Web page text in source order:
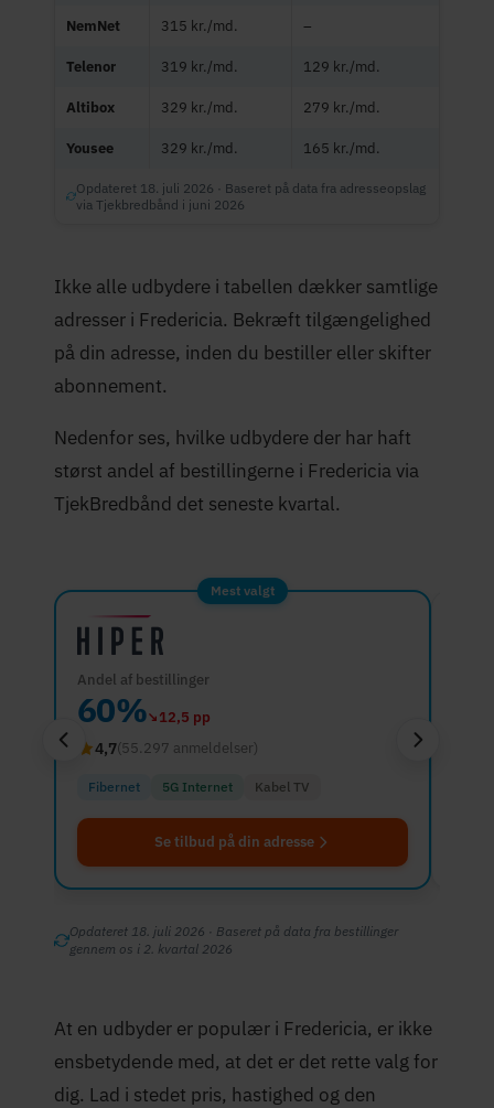
NemNet 315 kr./md. –
Telenor 319 kr./md. 129 kr./md.
Altibox 329 kr./md. 279 kr./md.
Yousee 329 kr./md. 165 kr./md.
Opdateret 18. juli 2026 · Baseret på data fra adresseopslag
via Tjekbredbånd i juni 2026
Ikke alle udbydere i tabellen dækker samtlige
adresser i Fredericia. Bekræft tilgængelighed
på din adresse, inden du bestiller eller skifter
abonnement.
Nedenfor ses, hvilke udbydere der har haft
størst andel af bestillingerne i Fredericia via
TjekBredbånd det seneste kvartal.
Mest valgt
Andel af bestillinger
60%↘12,5 pp
4,7(55.297 anmeldelser)
Fibernet 5G Internet Kabel TV
Se tilbud på din adresse
Opdateret 18. juli 2026 · Baseret på data fra bestillinger
gennem os i 2. kvartal 2026
At en udbyder er populær i Fredericia, er ikke
ensbetydende med, at det er det rette valg for
dig. Lad i stedet pris, hastighed og den